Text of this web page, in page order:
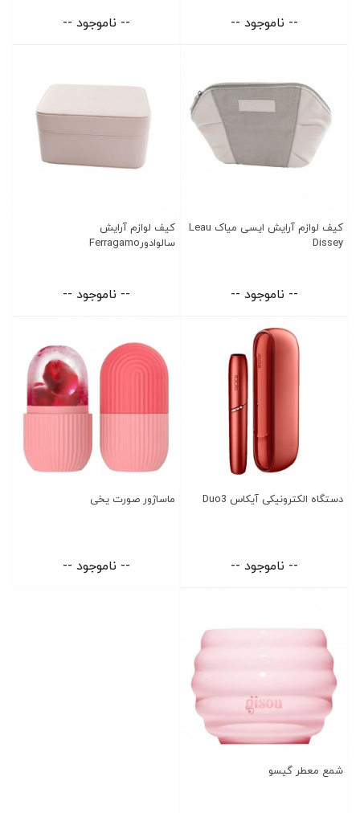
-- ناموجود -- -- ناموجود --
کیف لوازم آرایش ایسی میاک Leau
Dissey
-- ناموجود --
کیف لوازم آرایش
سالوادورFerragamo
-- ناموجود --
دستگاه الکترونیکی آیکاس Duo3
-- ناموجود --
ماساژور صورت یخی
-- ناموجود --
شمع معطر گیسو